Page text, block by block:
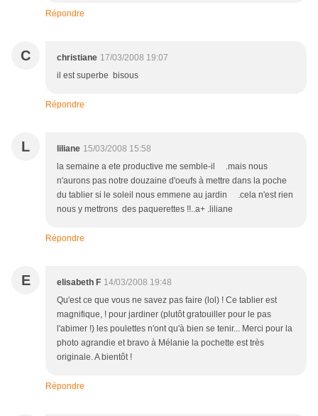
Répondre
C christiane 17/03/2008 19:07
il est superbe bisous
Répondre
L liliane 15/03/2008 15:58
la semaine a ete productive me semble-il .mais nous
n'aurons pas notre douzaine d'oeufs à mettre dans la poche
du tablier si le soleil nous emmene au jardin .cela n'est rien
nous y mettrons des paquerettes !!..a+ .liliane
Répondre
E elisabeth F 14/03/2008 19:48
Qu'est ce que vous ne savez pas faire (lol) ! Ce tablier est
magnifique, ! pour jardiner (plutôt gratouiller pour le pas
l'abimer !) les poulettes n'ont qu'à bien se tenir... Merci pour la
photo agrandie et bravo à Mélanie la pochette est très
originale. A bientôt !
Répondre